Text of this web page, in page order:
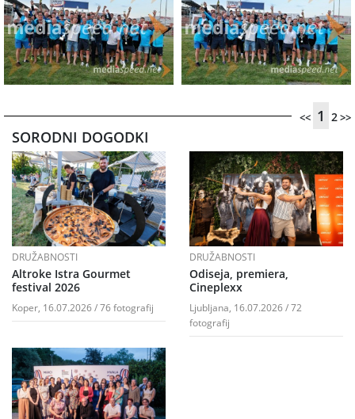
<< 1 2>>
SORODNI DOGODKI
DRUŽABNOSTI
Altroke Istra Gourmet
festival 2026
Koper, 16.07.2026 / 76 fotografij
DRUŽABNOSTI
Odiseja, premiera,
Cineplexx
Ljubljana, 16.07.2026 / 72
fotografij